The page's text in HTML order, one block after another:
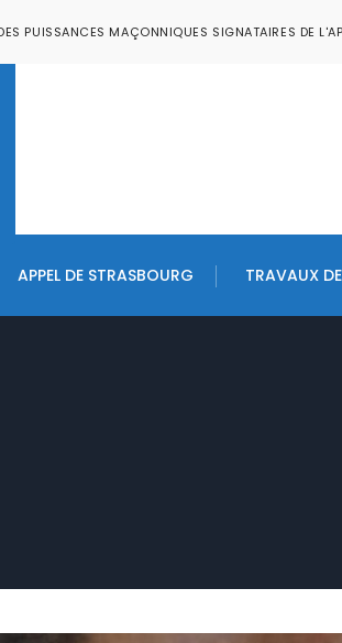
PUISSANCES MAÇONNIQUES SIGNATAIRES DE
APPEL DE STRASBOURG TRAVAUX